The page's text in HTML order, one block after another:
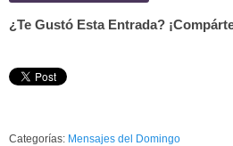
¿Te Gustó Esta Entrada?
Categorías: Mensajes del Domingo